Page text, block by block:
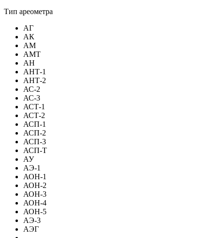
Тип ареометра
АГ
АК
АМ
АМТ
АН
АНТ-1
АНТ-2
АС-2
АС-3
АСТ-1
АСТ-2
АСП-1
АСП-2
АСП-3
АСП-Т
АУ
АЭ-1
АОН-1
АОН-2
АОН-3
АОН-4
АОН-5
АЭ-3
АЭГ